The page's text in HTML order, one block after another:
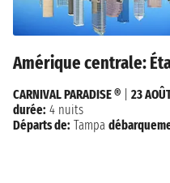
Amérique centrale:
CARNIVAL PARADISE ®
23
durée: 4 nuits
Départs de: Tampa